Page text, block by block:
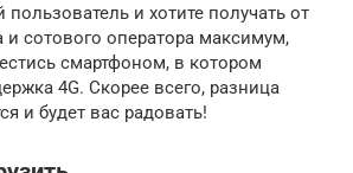
и хотите получать от
и сотового оператора максимум,
смартфоном, в котором
4G. Скорее всего, разница
и будет вас радовать!